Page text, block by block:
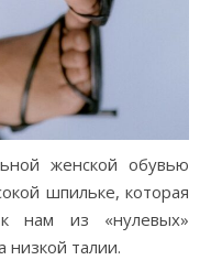
женской обувью
шпильке, которая
к нам из «нулевых»
талии.